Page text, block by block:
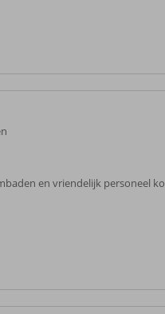
en vriendelijk personeel